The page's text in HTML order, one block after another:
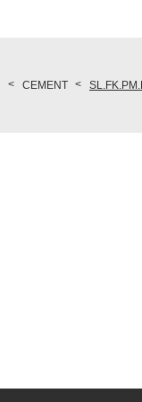
CEMENT